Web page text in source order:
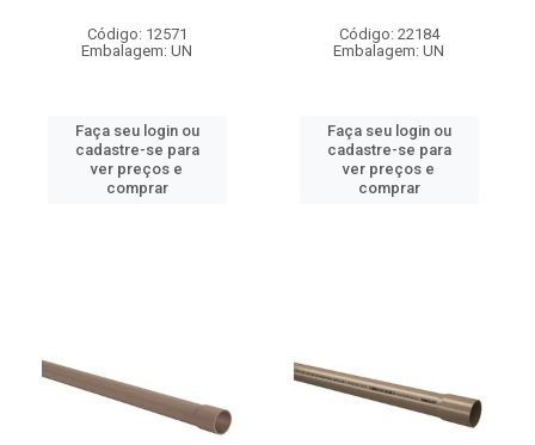
Código: 12571
Embalagem: UN
Faça seu login ou
cadastre-se para
ver preços e
comprar
Código: 22184
Embalagem: UN
Faça seu login ou
cadastre-se para
ver preços e
comprar